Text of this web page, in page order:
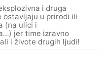
i druga
ostavljaju u prirodi ili
(na ulici i
jer time izravno
i živote drugih ljudi!